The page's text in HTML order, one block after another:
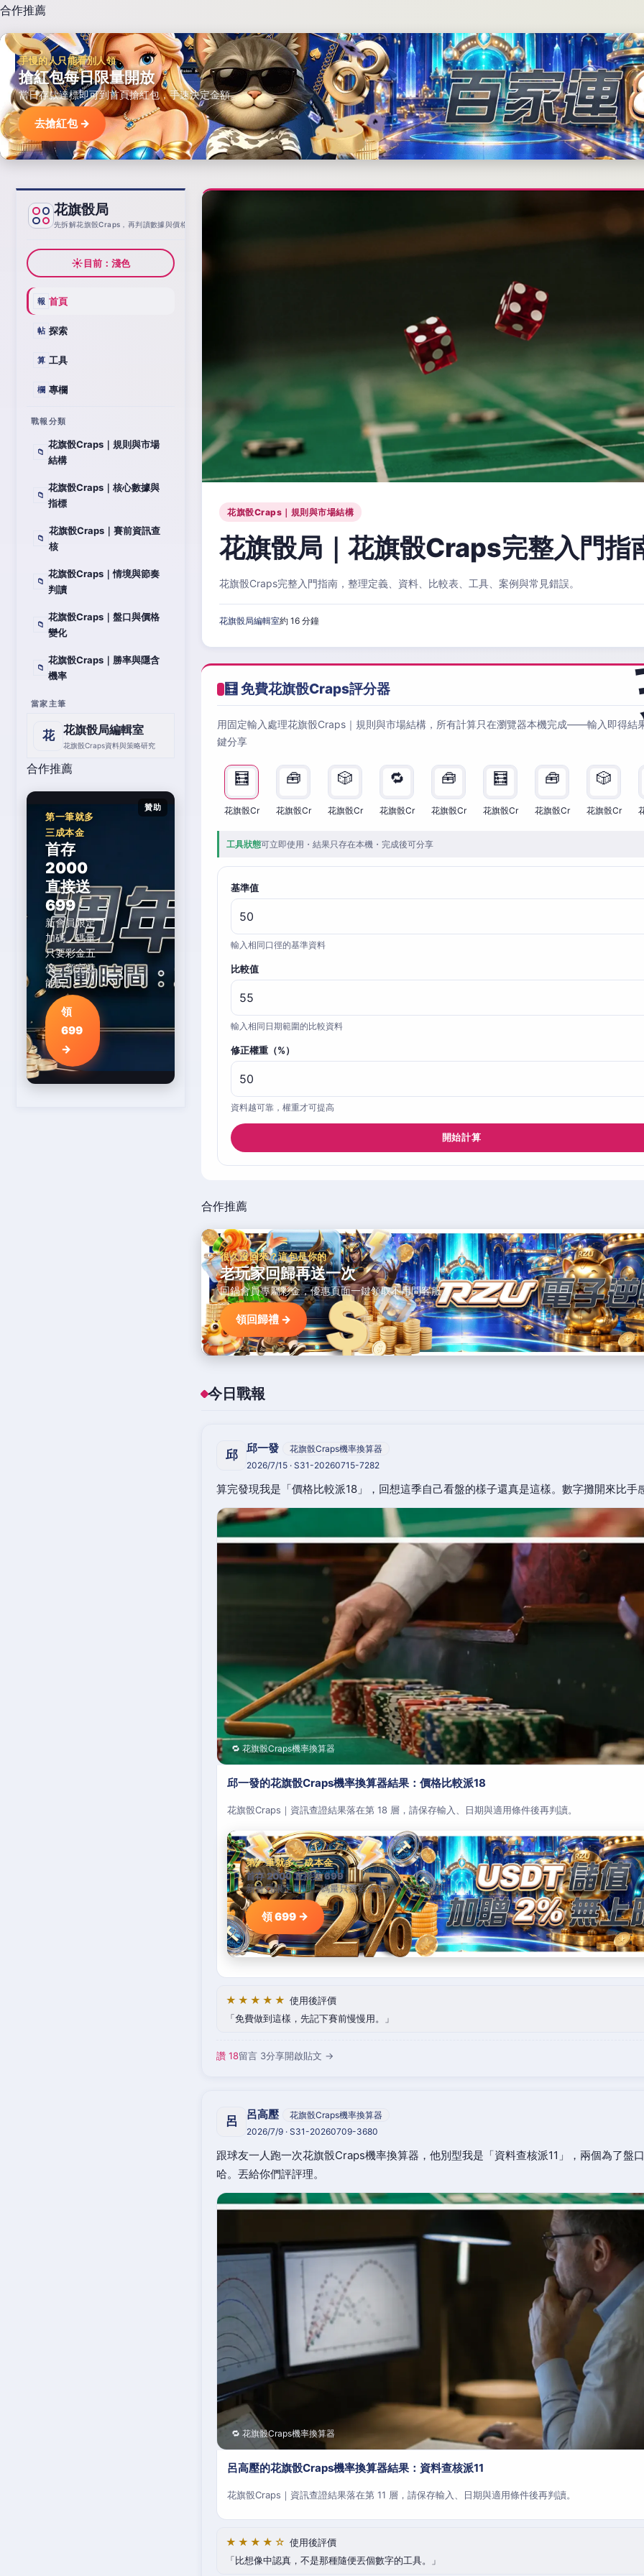
合作推薦
手慢的人只能看別人領
搶紅包每日限量開放
當日存款達標即可到首頁搶紅包，手速決定金額。
去搶紅包 →
花旗骰局
先拆解花旗骰Craps，再判讀數據與價格
☀目前：淺色
報 首頁
帖 探索
算 工具
欄 專欄
戰報分類
📁
花旗骰Craps｜規則與市場
結構
📁
花旗骰Craps｜核心數據與
指標
📁
花旗骰Craps｜賽前資訊查
核
📁
花旗骰Craps｜情境與節奏
判讀
📁
花旗骰Craps｜盤口與價格
變化
📁
花旗骰Craps｜勝率與隱含
機率
當家主筆
花 花旗骰局編輯室
花旗骰Craps資料與策略研究
合作推薦
贊助
第一筆就多
三成本金
首存
2000
直接送
699
新會員限定
加碼，碼量
只要彩金五
倍，領完就
能玩。
領
699
→
花旗骰Craps｜規則與市場結構
花旗骰局｜花旗骰Craps完整入門指
花旗骰Craps完整入門指南，整理定義、資料、比較表、工具、案例與常見錯誤。
花旗骰局編輯室約 16 分鐘
🧮 免費花旗骰Craps評分器
用固定輸入處理花旗骰Craps｜規則與市場結構，所有計算只在瀏覽器本機完成——輸入即得結
鍵分享
🧮
花旗骰Cr
🧰
花旗骰Cr
🎲
花旗骰Cr
🔁
花旗骰Cr
🧰
花旗骰Cr
🧮
花旗骰Cr
🧰
花旗骰Cr
🎲
花旗骰Cr
工具狀態可立即使用・結果只存在本機・完成後可分享
基準值
輸入相同口徑的基準資料
比較值
輸入相同日期範圍的比較資料
修正權重（%）
資料越可靠，權重才可提高
開始計算
合作推薦
很久沒回來？這包是你的
老玩家回歸再送一次
回鍋會員專屬彩金，優惠頁面一鍵領取不用問客服。
領回歸禮 →
今日戰報
邱 邱一發
花旗骰Craps機率換算器
2026/7/15 · S31-20260715-7282
算完發現我是「價格比較派18」，回想這季自己看盤的樣子還真是這樣。數字攤開來比手
🔁 花旗骰Craps機率換算器
邱一發的花旗骰Craps機率換算器結果：價格比較派18
花旗骰Craps｜資訊查證結果落在第 18 層，請保存輸入、日期與適用條件後再判讀。
第一筆就多三成本金
首存 2000 直接送 699
新會員限定加碼，碼量只要彩金五倍，領完就能玩。
領 699 →
★★★★★ 使用後評價
免費做到這樣，先記下賽前慢慢用。
讚 18留言 3分享開啟貼文 →
呂 呂高壓
花旗骰Craps機率換算器
2026/7/9 · S31-20260709-3680
跟球友一人跑一次花旗骰Craps機率換算器，他別型我是「資料查核派11」，兩個為了盤
哈。丟給你們評評理。
🔁 花旗骰Craps機率換算器
呂高壓的花旗骰Craps機率換算器結果：資料查核派11
花旗骰Craps｜資訊查證結果落在第 11 層，請保存輸入、日期與適用條件後再判讀。
★★★★☆ 使用後評價
比想像中認真，不是那種隨便丟個數字的工具。